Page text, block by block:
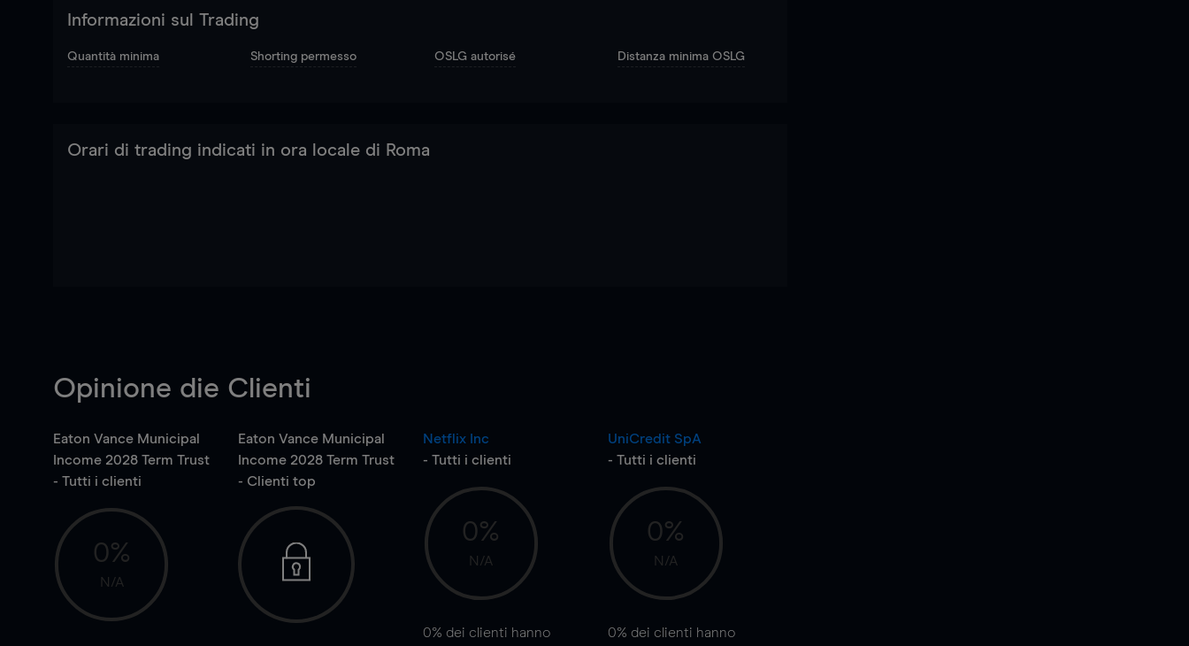
Informazioni sul Trading
Quantità minima Shorting permesso OSLG autorisé Distanza minima OSLG
Orari di trading indicati in ora locale di Roma
Opinione die Clienti
Eaton Vance Municipal
Income 2028 Term Trust
- Tutti i clienti
0%
N/A
Eaton Vance Municipal
Income 2028 Term Trust
- Clienti top
Netflix Inc
- Tutti i clienti
0%
N/A
0% dei clienti hanno
UniCredit SpA
- Tutti i clienti
0%
N/A
0% dei clienti hanno